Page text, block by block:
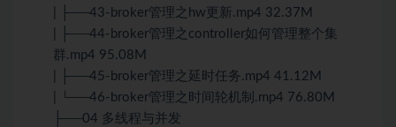
| ├──43-broker管理之hw更新.mp4 32.37M
| ├──44-broker管理之controller如何管理整个集
群.mp4 95.08M
| ├──45-broker管理之延时任务.mp4 41.12M
| └──46-broker管理之时间轮机制.mp4 76.80M
├──04 多线程与并发